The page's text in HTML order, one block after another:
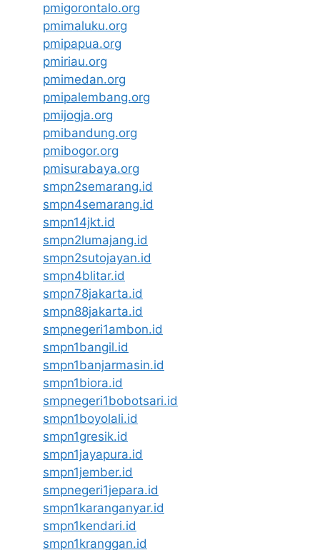
pmigorontalo.org
pmimaluku.org
pmipapua.org
pmiriau.org
pmimedan.org
pmipalembang.org
pmijogja.org
pmibandung.org
pmibogor.org
pmisurabaya.org
smpn2semarang.id
smpn4semarang.id
smpn14jkt.id
smpn2lumajang.id
smpn2sutojayan.id
smpn4blitar.id
smpn78jakarta.id
smpn88jakarta.id
smpnegeri1ambon.id
smpn1bangil.id
smpn1banjarmasin.id
smpn1biora.id
smpnegeri1bobotsari.id
smpn1boyolali.id
smpn1gresik.id
smpn1jayapura.id
smpn1jember.id
smpnegeri1jepara.id
smpn1karanganyar.id
smpn1kendari.id
smpn1kranggan.id